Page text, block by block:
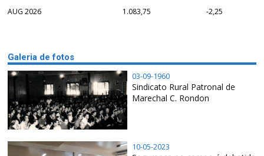
AUG 2026 1.083,75 -2,25
Galeria de fotos
03-09-1960
Sindicato Rural Patronal de
Marechal C. Rondon
10-05-2023